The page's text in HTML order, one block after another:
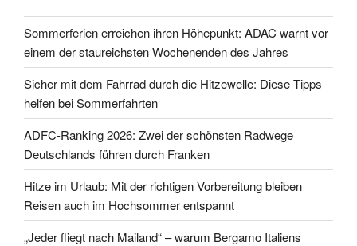
Sommerferien erreichen ihren Höhepunkt: ADAC warnt vor
einem der staureichsten Wochenenden des Jahres
Sicher mit dem Fahrrad durch die Hitzewelle: Diese Tipps
helfen bei Sommerfahrten
ADFC-Ranking 2026: Zwei der schönsten Radwege
Deutschlands führen durch Franken
Hitze im Urlaub: Mit der richtigen Vorbereitung bleiben
Reisen auch im Hochsommer entspannt
„Jeder fliegt nach Mailand“ – warum Bergamo Italiens